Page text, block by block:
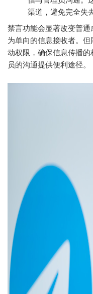
渠道，避免完全失
禁言功能会显著改变普通
为单向的信息接收者。
动权限，确保信息传播
员的沟通提供便利途径。